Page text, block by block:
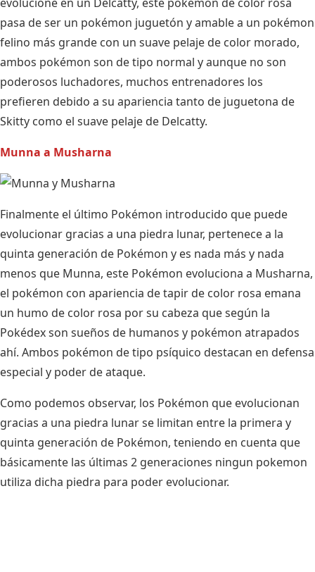
pasa de ser un pokémon juguetón y amable a un pokémon
felino más grande con un suave pelaje de color morado,
ambos pokémon son de tipo normal y aunque no son
poderosos luchadores, muchos entrenadores los
prefieren debido a su apariencia tanto de juguetona de
Skitty como el suave pelaje de Delcatty.
Munna a Musharna
Finalmente el último Pokémon introducido que puede
evolucionar gracias a una piedra lunar, pertenece a la
quinta generación de Pokémon y es nada más y nada
menos que Munna, este Pokémon evoluciona a Musharna,
el pokémon con apariencia de tapir de color rosa emana
un humo de color rosa por su cabeza que según la
Pokédex son sueños de humanos y pokémon atrapados
ahí. Ambos pokémon de tipo psíquico destacan en defensa
especial y poder de ataque.
Como podemos observar, los Pokémon que evolucionan
gracias a una piedra lunar se limitan entre la primera y
quinta generación de Pokémon, teniendo en cuenta que
básicamente las últimas 2 generaciones ningun pokemon
utiliza dicha piedra para poder evolucionar.